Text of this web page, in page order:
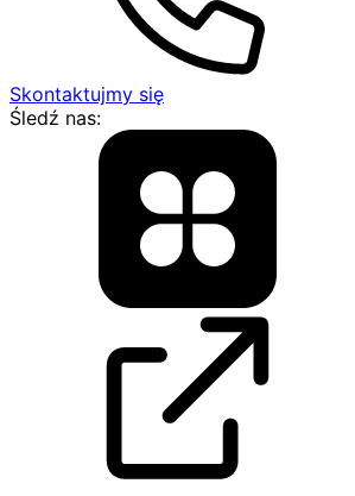
Skontaktujmy się
Śledź nas: